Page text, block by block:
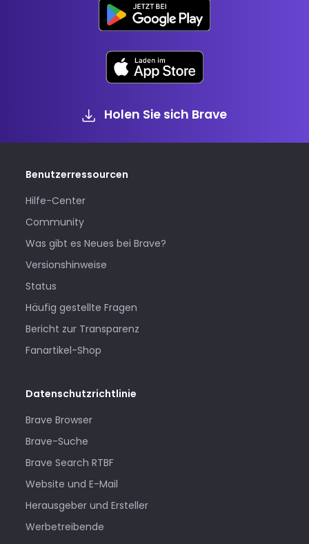
Holen Sie sich Brave
Benutzerressourcen
Hilfe-Center
Community
Was gibt es Neues bei Brave?
Versionshinweise
Status
Häufig gestellte Fragen
Bericht zur Transparenz
Fanartikel-Shop
Datenschutzrichtlinie
Brave Browser
Brave-Suche
Brave Search RTBF
Website und E-Mail
Herausgeber und Ersteller
Werbetreibende